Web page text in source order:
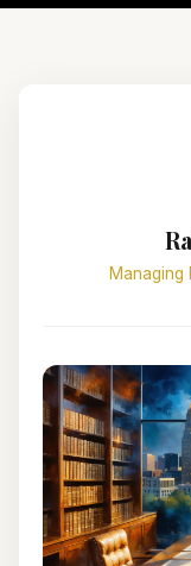
Managing